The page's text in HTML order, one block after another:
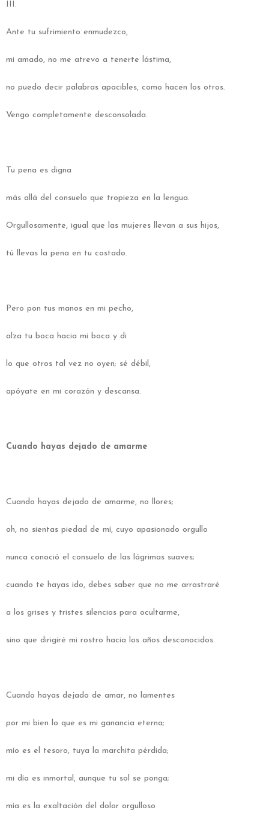
III.
Ante tu sufrimiento enmudezco,
mi amado, no me atrevo a tenerte lástima,
no puedo decir palabras apacibles, como hacen los otros.
Vengo completamente desconsolada.
Tu pena es digna
más allá del consuelo que tropieza en la lengua.
Orgullosamente, igual que las mujeres llevan a sus hijos,
tú llevas la pena en tu costado.
Pero pon tus manos en mi pecho,
alza tu boca hacia mi boca y di
lo que otros tal vez no oyen; sé débil,
apóyate en mi corazón y descansa.
Cuando hayas dejado de amarme
Cuando hayas dejado de amarme, no llores;
oh, no sientas piedad de mí, cuyo apasionado orgullo
nunca conoció el consuelo de las lágrimas suaves;
cuando te hayas ido, debes saber que no me arrastraré
a los grises y tristes silencios para ocultarme,
sino que dirigiré mi rostro hacia los años desconocidos.
Cuando hayas dejado de amar, no lamentes
por mi bien lo que es mi ganancia eterna;
mío es el tesoro, tuya la marchita pérdida;
mi día es inmortal, aunque tu sol se ponga;
mía es la exaltación del dolor orgulloso